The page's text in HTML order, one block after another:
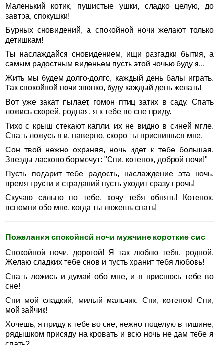
Маленький котик, пушистые ушки, сладко целую, до
завтра, спокушки!
Бурных сновидений, а спокойной ночи желают только
детишкам!
Ты наслаждайся сновидением, ищи разгадки бытия, а
самым радостным виденьем пусть этой ночью буду я...
Жить мы будем долго-долго, каждый день балы играть.
Так спокойной ночи звонко, буду каждый день желать!
Вот уже закат пылает, гомон птиц затих в саду. Спать
ложись скорей, родная, я к тебе во сне приду.
Тихо с крыш стекают капли, их не видно в синей мгле.
Спать ложусь я и, наверно, скоро ты приснишься мне.
Сон твой нежно охраняя, ночь идет к тебе большая.
Звезды ласково бормочут: "Спи, котенок, доброй ночи!"
Пусть подарит тебе радость, наслаждение эта ночь,
время грусти и страданий пусть уходит сразу прочь!
Скучаю сильно по тебе, хочу тебя обнять! Котенок,
вспомни обо мне, когда ты ляжешь спать!
Пожелания спокойной ночи мужчине короткие смс
Спокойной ночи, дорогой! Я так люблю тебя, родной.
Желаю сладких тебе снов и пусть хранит тебя любовь!
Спать ложись и думай обо мне, и я приснюсь тебе во
сне!
Спи мой сладкий, милый мальчик. Спи, котенок! Спи,
мой зайчик!
Хочешь, я приду к тебе во сне, нежно поцелую в тишине,
рядышком присяду на кровать и всю ночь не дам тебе я